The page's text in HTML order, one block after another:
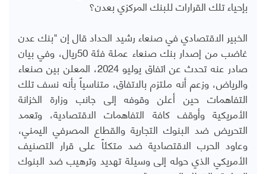
بإحياء تلك القرارات للبنك المركزي بعدن؟
الخبير الاقتصادي في صنعاء رشيد الحداد قال إن "بنك عدن
غاضب من إصدار بنك صنعاء عملة فئة 50ريال، وفي بيان
صادر عنه تحدث عن اتفاق يوليو 2024، المعلن بين صنعاء
والرياض، وزعم أنه ملتزم بالاتفاق، متناسياً بأنه نسف تلك
التفاهمات حين أعلن وقوفه إلى جانب وزارة الخزانة
الأمريكية وأوقف كافة التفاهمات الاقتصادية، وتعمد
التحريض ضد البنوك التجارية والقطاع المصرفي اليمني،
وعاود الحرب الاقتصادية ضد متكئاً على قرار التصنيف
الأمريكي الذي حوله إلى وسيلة تهديد وترهيب ضد البنوك